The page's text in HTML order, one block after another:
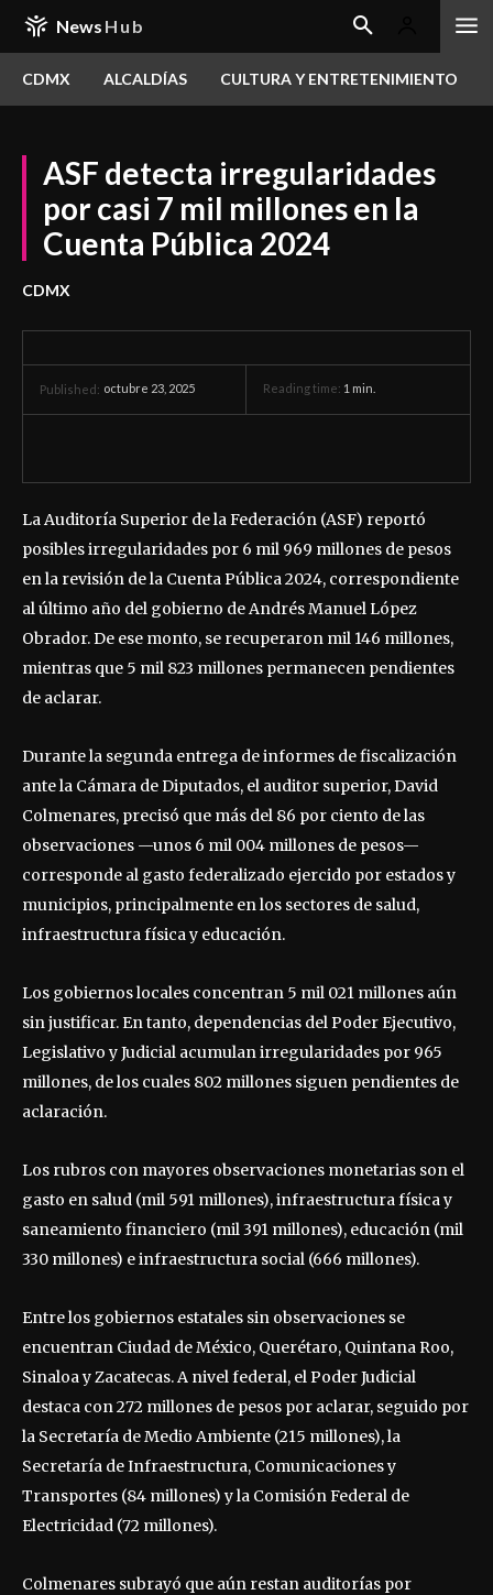
News Hub
CDMX ALCALDÍAS CULTURA Y ENTRETENIMIENTO
ASF detecta irregularidades
por casi 7 mil millones en la
Cuenta Pública 2024
CDMX
Published: octubre 23, 2025 Reading time: 1 min.
La Auditoría Superior de la Federación (ASF) reportó
posibles irregularidades por 6 mil 969 millones de pesos
en la revisión de la Cuenta Pública 2024, correspondiente
al último año del gobierno de Andrés Manuel López
Obrador. De ese monto, se recuperaron mil 146 millones,
mientras que 5 mil 823 millones permanecen pendientes
de aclarar.
Durante la segunda entrega de informes de fiscalización
ante la Cámara de Diputados, el auditor superior, David
Colmenares, precisó que más del 86 por ciento de las
observaciones —unos 6 mil 004 millones de pesos—
corresponde al gasto federalizado ejercido por estados y
municipios, principalmente en los sectores de salud,
infraestructura física y educación.
Los gobiernos locales concentran 5 mil 021 millones aún
sin justificar. En tanto, dependencias del Poder Ejecutivo,
Legislativo y Judicial acumulan irregularidades por 965
millones, de los cuales 802 millones siguen pendientes de
aclaración.
Los rubros con mayores observaciones monetarias son el
gasto en salud (mil 591 millones), infraestructura física y
saneamiento financiero (mil 391 millones), educación (mil
330 millones) e infraestructura social (666 millones).
Entre los gobiernos estatales sin observaciones se
encuentran Ciudad de México, Querétaro, Quintana Roo,
Sinaloa y Zacatecas. A nivel federal, el Poder Judicial
destaca con 272 millones de pesos por aclarar, seguido por
la Secretaría de Medio Ambiente (215 millones), la
Secretaría de Infraestructura, Comunicaciones y
Transportes (84 millones) y la Comisión Federal de
Electricidad (72 millones).
Colmenares subrayó que aún restan auditorías por